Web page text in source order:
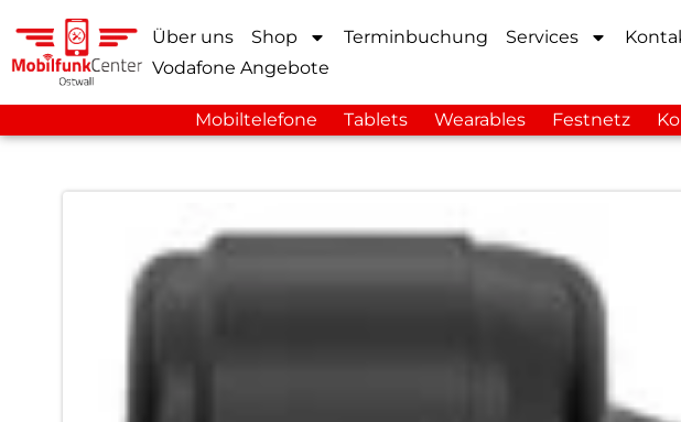
Über uns Shop Terminbuchung Services
Vodafone Angebote
Mobiltelefone Tablets Wearables Festnetz